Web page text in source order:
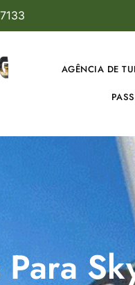
AGÊNCIA DE
Para